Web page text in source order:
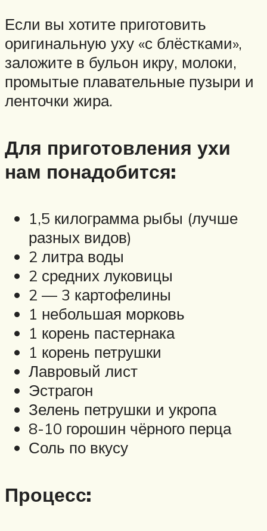
Если вы хотите приготовить
оригинальную уху «с блёстками»,
заложите в бульон икру, молоки,
промытые плавательные пузыри и
ленточки жира.
Для приготовления ухи
нам понадобится:
1,5 килограмма рыбы (лучше
разных видов)
2 литра воды
2 средних луковицы
2 — 3 картофелины
1 небольшая морковь
1 корень пастернака
1 корень петрушки
Лавровый лист
Эстрагон
Зелень петрушки и укропа
8-10 горошин чёрного перца
Соль по вкусу
Процесс: